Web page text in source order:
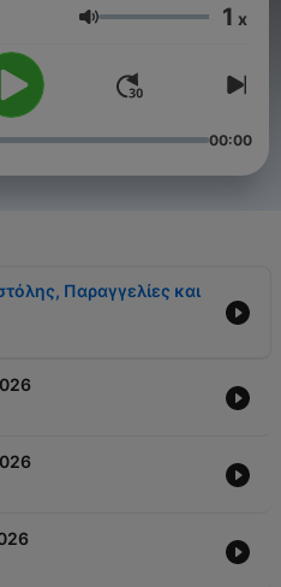
Volume 1 x
00:00
Παραγγελίες και